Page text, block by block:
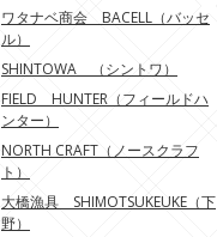
ワタナベ商会 BACELL（バッセ
ル）
SHINTOWA （シントワ）
FIELD HUNTER（フィールドハ
ンター）
NORTH CRAFT（ノースクラフ
ト）
大橋漁具 SHIMOTSUKEUKE（下
野）